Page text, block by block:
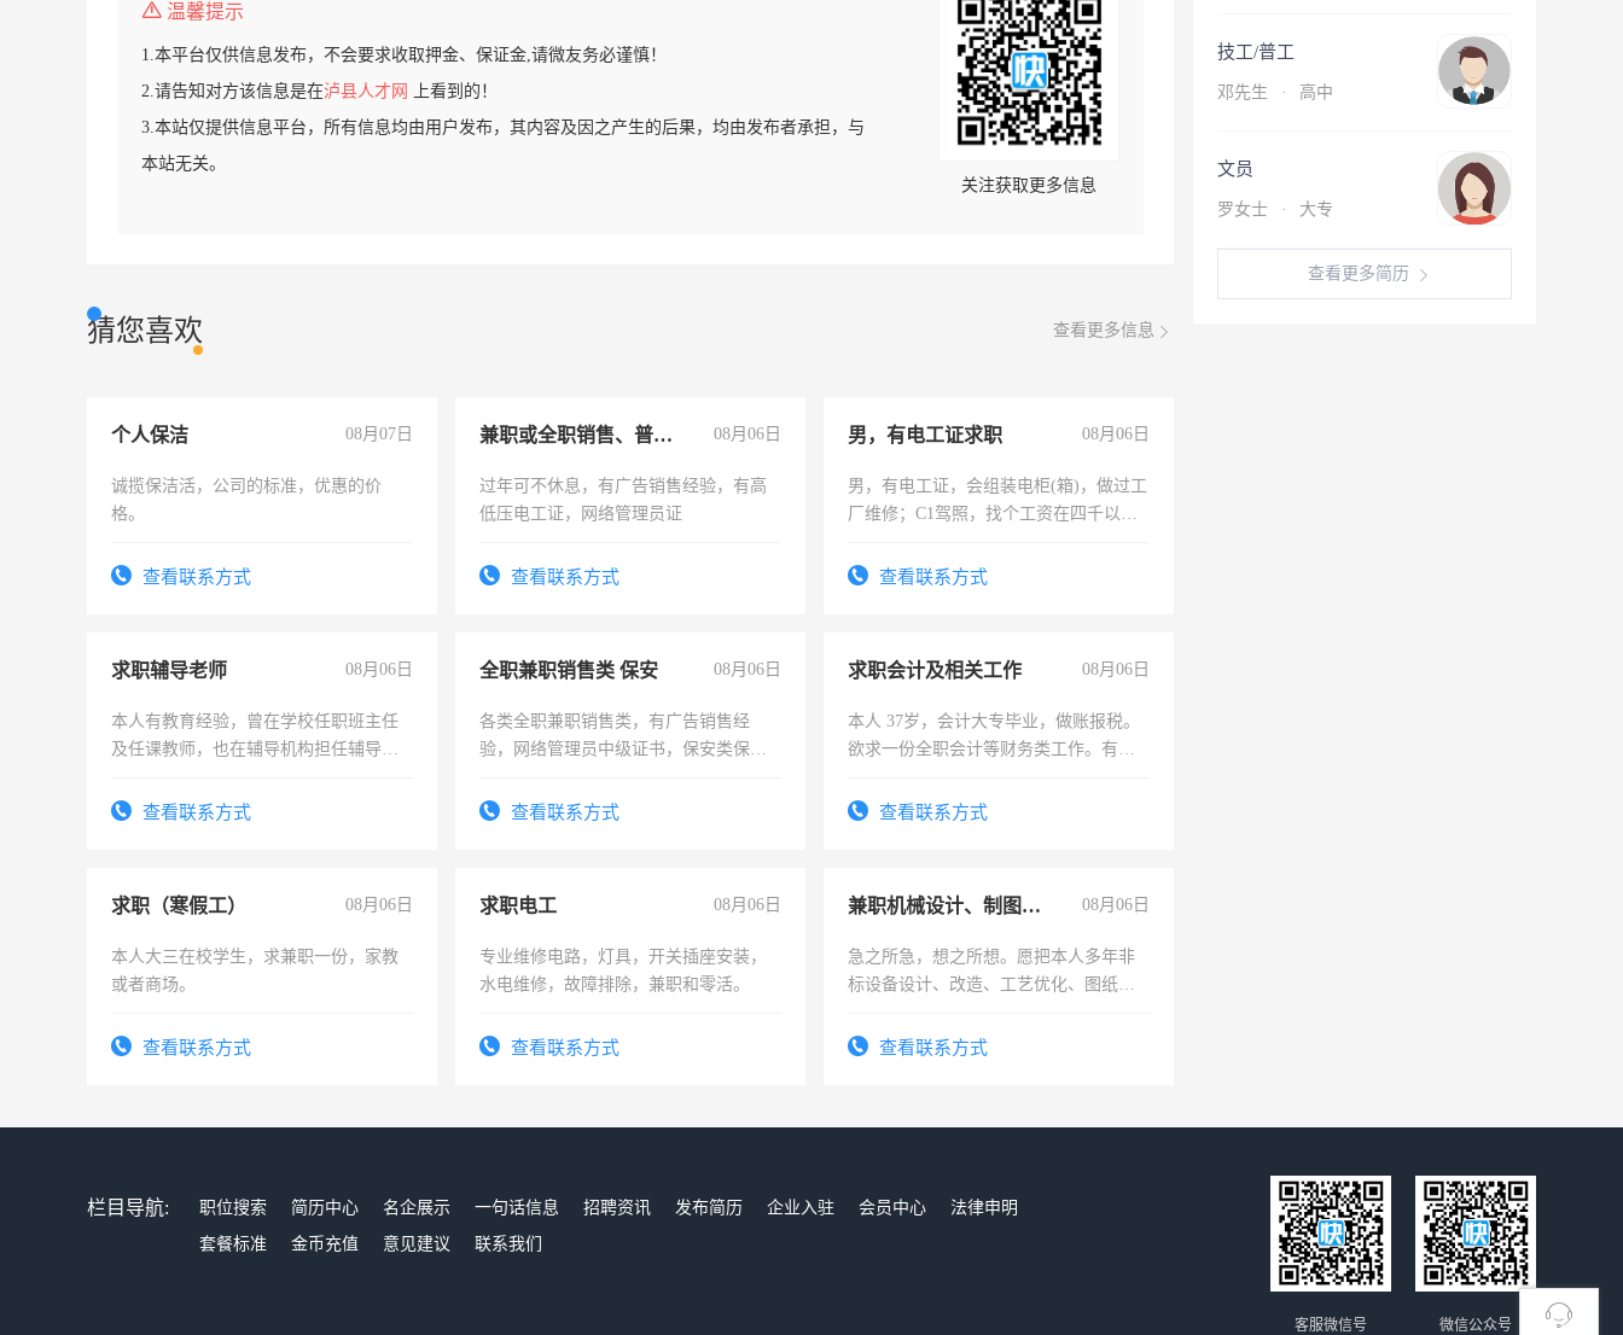
温馨提示
1.本平台仅供信息发布，不会要求收取押金、保证金,请微友务必谨慎！
2.请告知对方该信息是在泸县人才网
上看到的！
3.本站仅提供信息平台，所有信息均由用户发布，其内容及因之产生的后果，均由发布者承担，与
本站无关。
关注获取更多信息
猜您喜欢 查看更多信息
个人保洁 08月07日
诚揽保洁活，公司的标准，优惠的价
格。
查看联系方式
兼职或全职销售、普工、维修 08月06日
过年可不休息，有广告销售经验，有高
低压电工证，网络管理员证
查看联系方式
男，有电工证求职 08月06日
男，有电工证，会组装电柜(箱)，做过工
厂维修；C1驾照，找个工资在四千以
电话查看联系方式
求职辅导老师 08月06日
本人有教育经验，曾在学校任职班主任
及任课教师，也在辅导机构担任辅导教
查看联系方式
全职兼职销售类 保安 08月06日
各类全职兼职销售类，有广告销售经
验，网络管理员中级证书，保安类保安
有高低压电工证和十几年工作经验
查看联系方式
求职会计及相关工作 08月06日
本人 37岁，会计大专毕业，做账报税。
欲求一份全职会计等财务类工作。有会
查看联系方式
求职（寒假工） 08月06日
本人大三在校学生，求兼职一份，家教
或者商场。
查看联系方式
求职电工 08月06日
专业维修电路，灯具，开关插座安装，
水电维修，故障排除，兼职和零活。
查看联系方式
兼职机械设计、制图、设备改造 08月06日
急之所急，想之所想。愿把本人多年非
标设备设计、改造、工艺优化、图纸制
结识有识之士，共享未来。
查看联系方式
技工/普工
邓先生 · 高中
文员
罗女士 · 大专
查看更多简历
栏目导航: 职位搜索 简历中心 名企展示 一句话信息 招聘资讯 发布简历 企业入驻 会员中心
法律申明
套餐标准
金币充值 意见建议 联系我们
微信公众号
客服微信号